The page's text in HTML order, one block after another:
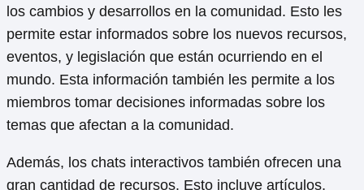
los cambios y desarrollos en la comunidad. Esto les
permite estar informados sobre los nuevos recursos,
eventos, y legislación que están ocurriendo en el
mundo. Esta información también les permite a los
miembros tomar decisiones informadas sobre los
temas que afectan a la comunidad.
Además, los chats interactivos también ofrecen una
gran cantidad de recursos. Esto incluye artículos,